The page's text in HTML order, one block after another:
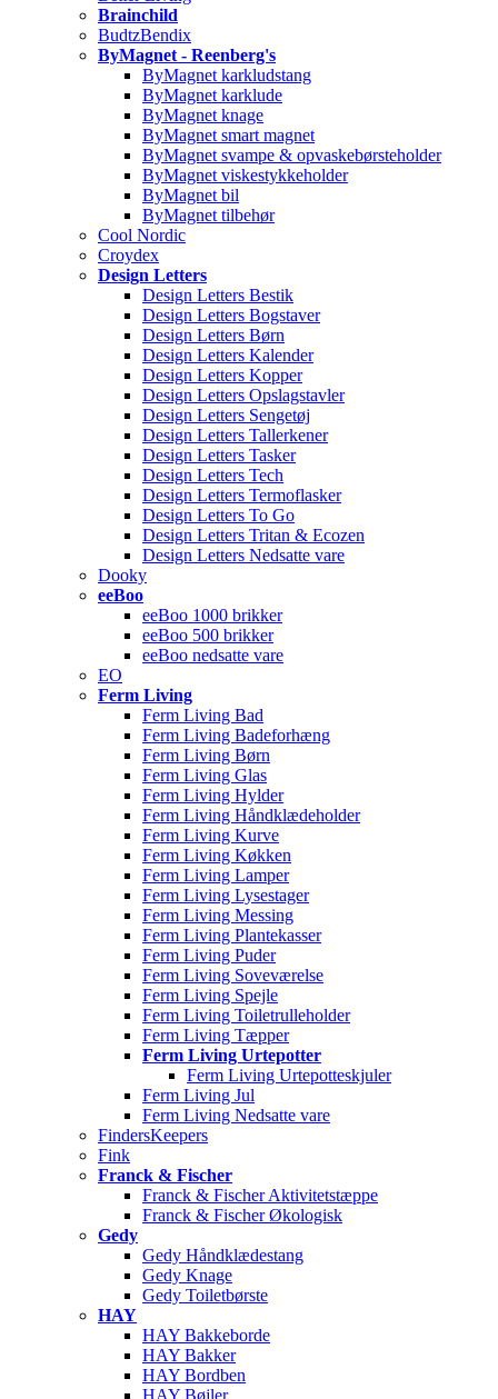
Brainchild
BudtzBendix
ByMagnet - Reenberg's
ByMagnet karkludstang
ByMagnet karklude
ByMagnet knage
ByMagnet smart magnet
ByMagnet svampe & opvaskebørsteholder
ByMagnet viskestykkeholder
ByMagnet bil
ByMagnet tilbehør
Cool Nordic
Croydex
Design Letters
Design Letters Bestik
Design Letters Bogstaver
Design Letters Børn
Design Letters Kalender
Design Letters Kopper
Design Letters Opslagstavler
Design Letters Sengetøj
Design Letters Tallerkener
Design Letters Tasker
Design Letters Tech
Design Letters Termoflasker
Design Letters To Go
Design Letters Tritan & Ecozen
Design Letters Nedsatte vare
Dooky
eeBoo
eeBoo 1000 brikker
eeBoo 500 brikker
eeBoo nedsatte vare
EO
Ferm Living
Ferm Living Bad
Ferm Living Badeforhæng
Ferm Living Børn
Ferm Living Glas
Ferm Living Hylder
Ferm Living Håndklædeholder
Ferm Living Kurve
Ferm Living Køkken
Ferm Living Lamper
Ferm Living Lysestager
Ferm Living Messing
Ferm Living Plantekasser
Ferm Living Puder
Ferm Living Soveværelse
Ferm Living Spejle
Ferm Living Toiletrulleholder
Ferm Living Tæpper
Ferm Living Urtepotter
Ferm Living Urtepotteskjuler
Ferm Living Jul
Ferm Living Nedsatte vare
FindersKeepers
Fink
Franck & Fischer
Franck & Fischer Aktivitetstæppe
Franck & Fischer Økologisk
Gedy
Gedy Håndklædestang
Gedy Knage
Gedy Toiletbørste
HAY
HAY Bakkeborde
HAY Bakker
HAY Bordben
HAY Bøjler